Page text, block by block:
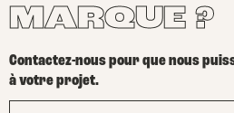
MARQUE ?
Contactez-nous pour que nous
à votre projet.